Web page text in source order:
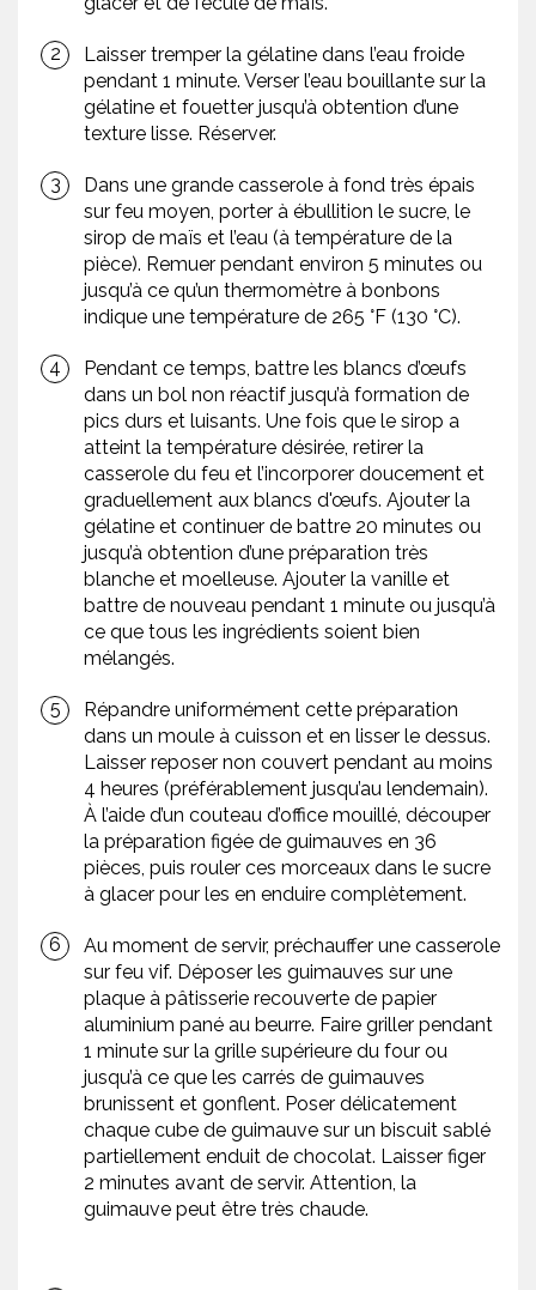
Laisser tremper la gélatine dans l’eau froide
pendant 1 minute. Verser l’eau bouillante sur la
gélatine et fouetter jusqu’à obtention d’une
texture lisse. Réserver.
Dans une grande casserole à fond très épais
sur feu moyen, porter à ébullition le sucre, le
sirop de maïs et l’eau (à température de la
pièce). Remuer pendant environ 5 minutes ou
jusqu’à ce qu’un thermomètre à bonbons
indique une température de 265 °F (130 °C).
Pendant ce temps, battre les blancs d’œufs
dans un bol non réactif jusqu’à formation de
pics durs et luisants. Une fois que le sirop a
atteint la température désirée, retirer la
casserole du feu et l’incorporer doucement et
graduellement aux blancs d'œufs. Ajouter la
gélatine et continuer de battre 20 minutes ou
jusqu’à obtention d’une préparation très
blanche et moelleuse. Ajouter la vanille et
battre de nouveau pendant 1 minute ou jusqu’à
ce que tous les ingrédients soient bien
mélangés.
Répandre uniformément cette préparation
dans un moule à cuisson et en lisser le dessus.
Laisser reposer non couvert pendant au moins
4 heures (préférablement jusqu’au lendemain).
À l’aide d’un couteau d’office mouillé, découper
la préparation figée de guimauves en 36
pièces, puis rouler ces morceaux dans le sucre
à glacer pour les en enduire complètement.
Au moment de servir, préchauffer une casserole
sur feu vif. Déposer les guimauves sur une
plaque à pâtisserie recouverte de papier
aluminium pané au beurre. Faire griller pendant
1 minute sur la grille supérieure du four ou
jusqu’à ce que les carrés de guimauves
brunissent et gonflent. Poser délicatement
chaque cube de guimauve sur un biscuit sablé
partiellement enduit de chocolat. Laisser figer
2 minutes avant de servir. Attention, la
guimauve peut être très chaude.